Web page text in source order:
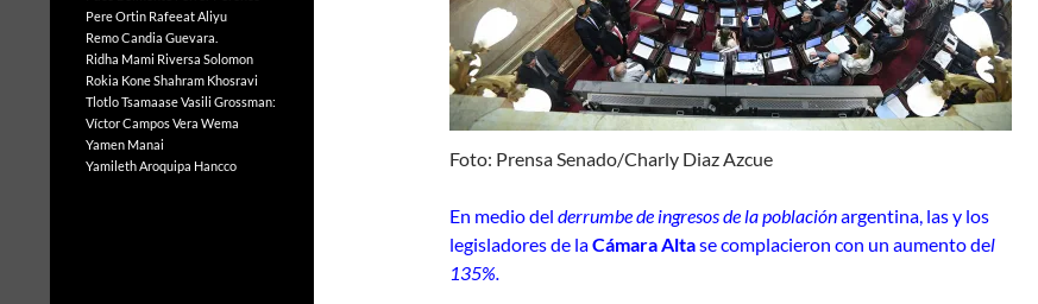
Foto: Prensa Senado/Charly Diaz Azcue
En medio del derrumbe de ingresos de la poblaciónargentina, las y los
legisladores de laCámara Altase complacieron con un aumento del
135%.
Pere Ortin Rafeeat Aliyu
Remo Candia Guevara.
Ridha Mami Riversa Solomon
Rokia KoneShahram Khosravi
Tlotlo TsamaaseVasili Grossman:
Víctor Campos Vera Wema
Yamen Manai
Yamileth Aroquipa Hancco